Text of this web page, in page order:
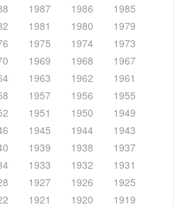
1987 1986
1985
1981 1980
1979
1975 1974
1973
1969 1968
1967
1963 1962
1961
1957 1956
1955
1951 1950
1949
1945 1944
1943
1939 1938
1937
1933 1932
1931
1927 1926
1925
1921 1920
1919